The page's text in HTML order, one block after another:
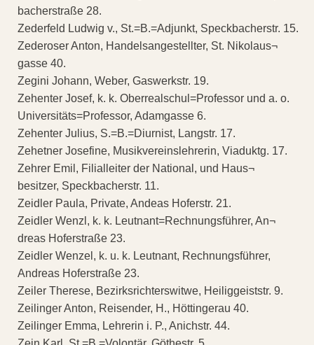
bacherstraße 28.
Zederfeld Ludwig v., St.=B.=Adjunkt, Speckbacherstr. 15.
Zederoser Anton, Handelsangestellter, St. Nikolaus¬
gasse 40.
Zegini Johann, Weber, Gaswerkstr. 19.
Zehenter Josef, k. k. Oberrealschul=Professor und a. o.
Universitäts=Professor, Adamgasse 6.
Zehenter Julius, S.=B.=Diurnist, Langstr. 17.
Zehetner Josefine, Musikvereinslehrerin, Viaduktg. 17.
Zehrer Emil, Filialleiter der National, und Haus¬
besitzer, Speckbacherstr. 11.
Zeidler Paula, Private, Andeas Hoferstr. 21.
Zeidler Wenzl, k. k. Leutnant=Rechnungsführer, An¬
dreas Hoferstraße 23.
Zeidler Wenzel, k. u. k. Leutnant, Rechnungsführer,
Andreas Hoferstraße 23.
Zeiler Therese, Bezirksrichterswitwe, Heiliggeiststr. 9.
Zeilinger Anton, Reisender, H., Höttingerau 40.
Zeilinger Emma, Lehrerin i. P., Anichstr. 44.